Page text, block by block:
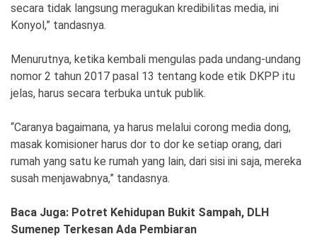
Copyright
Indonesia
.
All
Reserve
secara tidak langsung meragukan kredibilitas media, ini
Konyol,” tandasnya.
Menurutnya, ketika kembali mengulas pada undang-undang
nomor 2 tahun 2017 pasal 13 tentang kode etik DKPP itu
jelas, harus secara terbuka untuk publik.
“Caranya bagaimana, ya harus melalui corong media dong,
masak komisioner harus dor to dor ke setiap orang, dari
rumah yang satu ke rumah yang lain, dari sisi ini saja, mereka
susah menjawabnya,” tandasnya.
Baca Juga: Potret Kehidupan Bukit Sampah, DLH
Sumenep Terkesan Ada Pembiaran